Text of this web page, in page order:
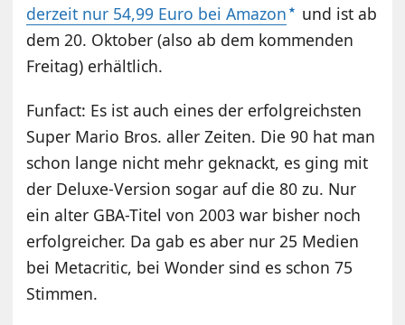
derzeit nur 54,99 Euro bei Amazon
und ist ab
dem 20. Oktober (also ab dem kommenden
Freitag) erhältlich.
Funfact: Es ist auch eines der erfolgreichsten
Super Mario Bros. aller Zeiten. Die 90 hat man
schon lange nicht mehr geknackt, es ging mit
der Deluxe-Version sogar auf die 80 zu. Nur
ein alter GBA-Titel von 2003 war bisher noch
erfolgreicher. Da gab es aber nur 25 Medien
bei Metacritic, bei Wonder sind es schon 75
Stimmen.